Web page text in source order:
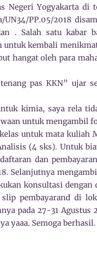
Negeri Yogyakarta di
PP.05/2018
. Salah satu kabar
kembali
hangat oleh para
pas KKN” ujar
kimia, saya rela
untuk mengambil
untuk mata kuliah
(4 sks). Untuk
dan pembayaran
Selanjutnya
konsultasi dengan
pembayarand di
pada 27-31 Agustus
yaaa. Semoga berhasil.